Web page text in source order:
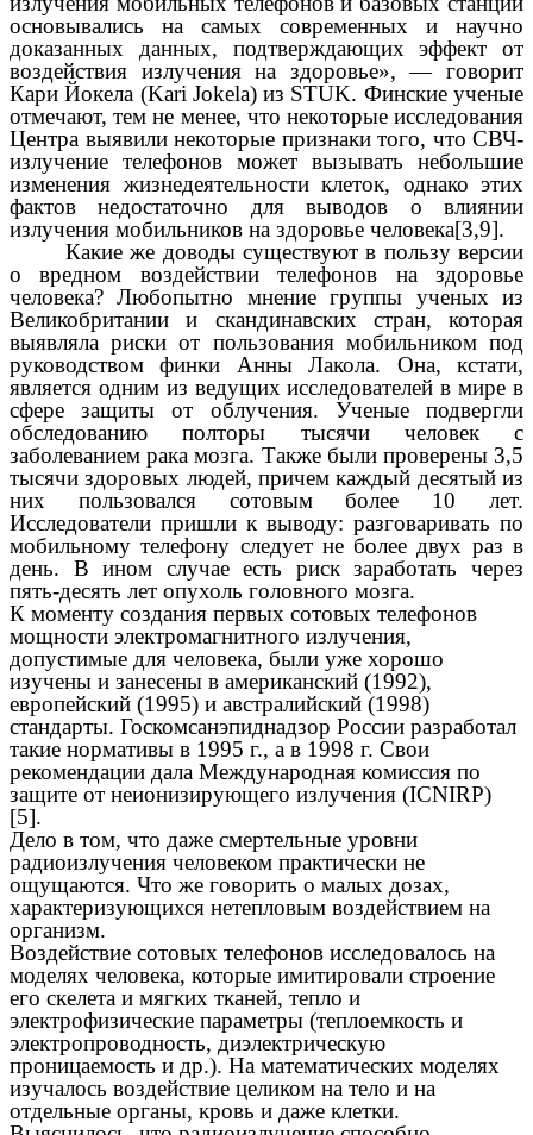
основывались на самых современных и научно
доказанных данных, подтверждающих эффект от
воздействия излучения на здоровье», — говорит
Кари Йокела (Kari Jokela) из STUK. Финские ученые
отмечают, тем не менее, что некоторые исследования
Центра выявили некоторые признаки того, что СВЧ-
излучение телефонов может вызывать небольшие
изменения жизнедеятельности клеток, однако этих
фактов недостаточно для выводов о влиянии
излучения мобильников на здоровье человека[3,9].
Какие же доводы существуют в пользу версии
о вредном воздействии телефонов на здоровье
человека? Любопытно мнение группы ученых из
Великобритании и скандинавских стран, которая
выявляла риски от пользования мобильником под
руководством финки Анны Лакола. Она, кстати,
является одним из ведущих исследователей в мире в
сфере защиты от облучения. Ученые подвергли
обследованию полторы тысячи человек с
заболеванием рака мозга. Также были проверены 3,5
тысячи здоровых людей, причем каждый десятый из
них пользовался сотовым более 10 лет.
Исследователи пришли к выводу: разговаривать по
мобильному телефону следует не более двух раз в
день. В ином случае есть риск заработать через
пять-десять лет опухоль головного мозга.
К моменту создания первых сотовых телефонов
мощности электромагнитного излучения,
допустимые для человека, были уже хорошо
изучены и занесены в американский (1992),
европейский (1995) и австралийский (1998)
стандарты. Госкомсанэпиднадзор России разработал
такие нормативы в 1995 г., а в 1998 г. Свои
рекомендации дала Международная комиссия по
защите от неионизирующего излучения (ICNIRP)
[5].
Дело в том, что даже смертельные уровни
радиоизлучения человеком практически не
ощущаются. Что же говорить о малых дозах,
характеризующихся нетепловым воздействием на
организм.
Воздействие сотовых телефонов исследовалось на
моделях человека, которые имитировали строение
его скелета и мягких тканей, тепло и
электрофизические параметры (теплоемкость и
электропроводность, диэлектрическую
проницаемость и др.). На математических моделях
изучалось воздействие целиком на тело и на
отдельные органы, кровь и даже клетки.